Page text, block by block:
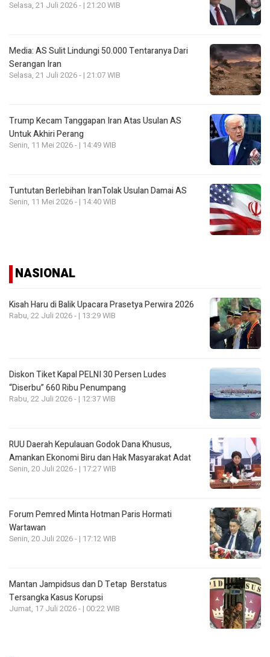
Selasa, 21 Juli 2026 - | 21:20 WIB
Media: AS Sulit Lindungi 50.000 Tentaranya Dari
Serangan Iran
Selasa, 21 Juli 2026 - | 21:07 WIB
Trump Kecam Tanggapan Iran Atas Usulan AS
Untuk Akhiri Perang
Senin, 11 Mei 2026 - | 14:49 WIB
Tuntutan Berlebihan IranTolak Usulan Damai AS
Senin, 11 Mei 2026 - | 14:40 WIB
NASIONAL
Kisah Haru di Balik Upacara Prasetya Perwira 2026
Rabu, 22 Juli 2026 - | 13:29 WIB
Diskon Tiket Kapal PELNI 30 Persen Ludes
“Diserbu” 660 Ribu Penumpang
Rabu, 22 Juli 2026 - | 12:37 WIB
RUU Daerah Kepulauan Godok Dana Khusus,
Amankan Ekonomi Biru dan Hak Masyarakat Adat
Senin, 20 Juli 2026 - | 17:27 WIB
Forum Pemred Minta Hotman Paris Hormati
Wartawan
Senin, 20 Juli 2026 - | 17:12 WIB
Mantan Jampidsus dan D Tetap Berstatus
Tersangka Kasus Korupsi
Jumat, 17 Juli 2026 - | 00:22 WIB